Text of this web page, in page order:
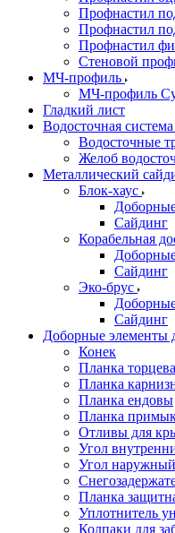
Профнастил
Профнастил
Профнастил
Стеновой
МЧ-профиль
МЧ-профиль
Гладкий лист
Водосточная
Водосточные
Желоб
Металлический
Блок-хаус
Сайдинг
Корабельная
Сайдинг
Эко-брус
Сайдинг
Доборные элементы
Конек
Планка
Планка
Планка ендовы
Планка
Отливы для
Угол
Угол наружный
Планка
Уплотнитель
Колпаки для